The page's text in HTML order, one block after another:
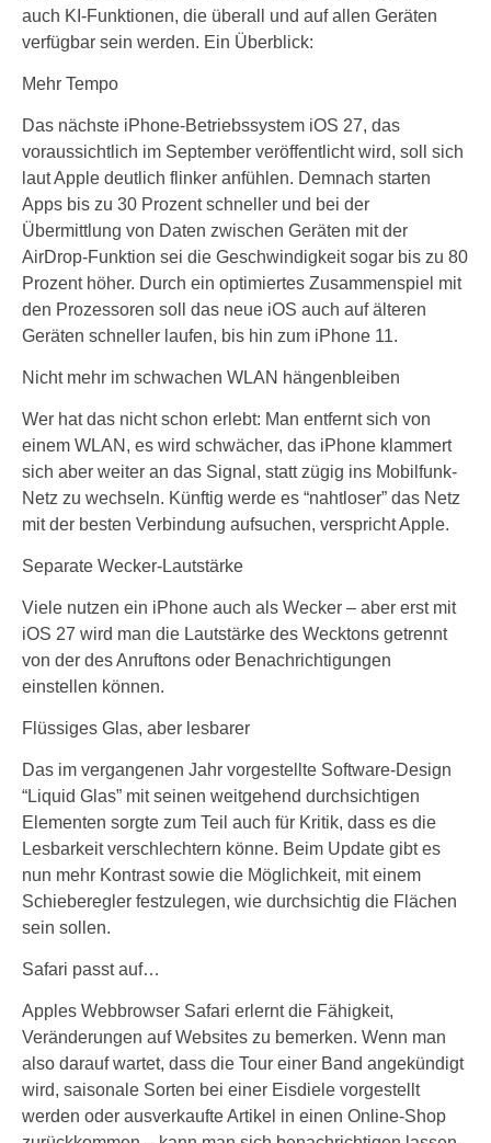
auch KI-Funktionen, die überall und auf allen Geräten
verfügbar sein werden. Ein Überblick:
Mehr Tempo
Das nächste iPhone-Betriebssystem iOS 27, das
voraussichtlich im September veröffentlicht wird, soll sich
laut Apple deutlich flinker anfühlen. Demnach starten
Apps bis zu 30 Prozent schneller und bei der
Übermittlung von Daten zwischen Geräten mit der
AirDrop-Funktion sei die Geschwindigkeit sogar bis zu 80
Prozent höher. Durch ein optimiertes Zusammenspiel mit
den Prozessoren soll das neue iOS auch auf älteren
Geräten schneller laufen, bis hin zum iPhone 11.
Nicht mehr im schwachen WLAN hängenbleiben
Wer hat das nicht schon erlebt: Man entfernt sich von
einem WLAN, es wird schwächer, das iPhone klammert
sich aber weiter an das Signal, statt zügig ins Mobilfunk-
Netz zu wechseln. Künftig werde es “nahtloser” das Netz
mit der besten Verbindung aufsuchen, verspricht Apple.
Separate Wecker-Lautstärke
Viele nutzen ein iPhone auch als Wecker – aber erst mit
iOS 27 wird man die Lautstärke des Wecktons getrennt
von der des Anruftons oder Benachrichtigungen
einstellen können.
Flüssiges Glas, aber lesbarer
Das im vergangenen Jahr vorgestellte Software-Design
“Liquid Glas” mit seinen weitgehend durchsichtigen
Elementen sorgte zum Teil auch für Kritik, dass es die
Lesbarkeit verschlechtern könne. Beim Update gibt es
nun mehr Kontrast sowie die Möglichkeit, mit einem
Schieberegler festzulegen, wie durchsichtig die Flächen
sein sollen.
Safari passt auf…
Apples Webbrowser Safari erlernt die Fähigkeit,
Veränderungen auf Websites zu bemerken. Wenn man
also darauf wartet, dass die Tour einer Band angekündigt
wird, saisonale Sorten bei einer Eisdiele vorgestellt
werden oder ausverkaufte Artikel in einen Online-Shop